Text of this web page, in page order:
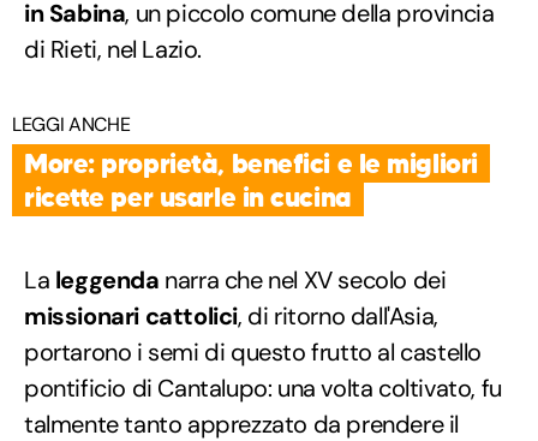
in Sabina, un piccolo comune della provincia
di Rieti, nel Lazio.
LEGGI ANCHE
More: proprietà, benefici e le migliori
ricette per usarle in cucina
La leggenda narra che nel XV secolo dei
missionari cattolici, di ritorno dall'Asia,
portarono i semi di questo frutto al castello
pontificio di Cantalupo: una volta coltivato, fu
talmente tanto apprezzato da prendere il